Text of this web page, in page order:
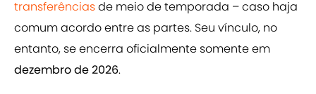
transferênciasde meio de temporada – caso haja
comum acordo entre as partes. Seu vínculo, no
entanto, se encerra oficialmente somente em
dezembro de 2026.